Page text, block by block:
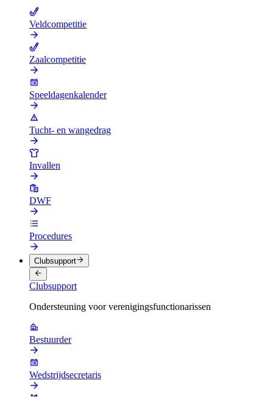
Veldcompetitie
Zaalcompetitie
Speeldagenkalender
Tucht- en wangedrag
Invallen
DWF
Procedures
Clubsupport
Clubsupport
Ondersteuning voor verenigingsfunctionarissen
Bestuurder
Wedstrijdsecretaris